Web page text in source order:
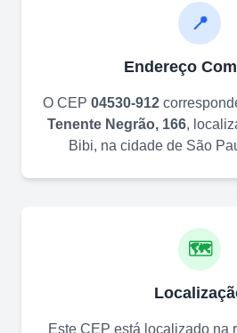
📍
Endereço
O CEP 04530-912
Tenente Negrão, 166,
Bibi, na cidade de São
🗺️
Este CEP está localizado na